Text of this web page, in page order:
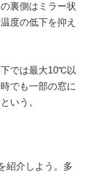
裏側はミラー状
度の低下を抑え
では最大10℃以
でも一部の窓に
いう。
紹介しよう。多